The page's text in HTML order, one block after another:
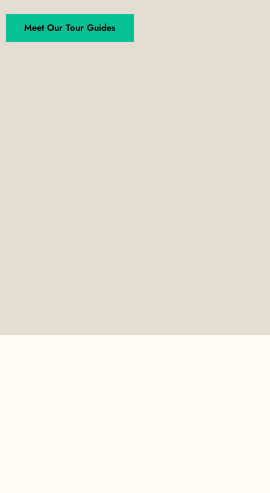
Meet Our Tour Guides